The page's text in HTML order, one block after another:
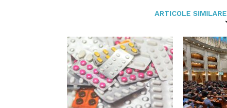
ARTICOLE SIMILARE